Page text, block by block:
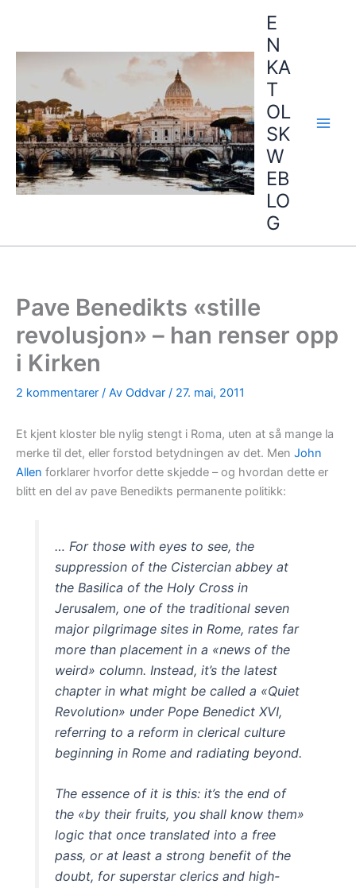
E
N
KA
T
OL
SK
W
EB
LO
G
Pave Benedikts «stille
revolusjon» – han renser opp
i Kirken
2 kommentarer / Av Oddvar / 27. mai, 2011
Et kjent kloster ble nylig stengt i Roma, uten at så mange la
merke til det, eller forstod betydningen av det. Men John
Allen forklarer hvorfor dette skjedde – og hvordan dette er
blitt en del av pave Benedikts permanente politikk:
… For those with eyes to see, the
suppression of the Cistercian abbey at
the Basilica of the Holy Cross in
Jerusalem, one of the traditional seven
major pilgrimage sites in Rome, rates far
more than placement in a «news of the
weird» column. Instead, it’s the latest
chapter in what might be called a «Quiet
Revolution» under Pope Benedict XVI,
referring to a reform in clerical culture
beginning in Rome and radiating beyond.
The essence of it is this: it’s the end of
the «by their fruits, you shall know them»
logic that once translated into a free
pass, or at least a strong benefit of the
doubt, for superstar clerics and high-